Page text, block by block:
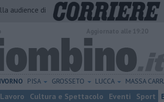
audience di
PISA GROSSETO LUCCA MASSA
Lavoro Cultura e Spettacolo Eventi Sport